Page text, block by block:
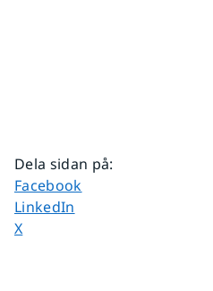
Dela sidan på:
Dela sidan på
Facebook
Dela sidan på
LinkedIn
Dela sidan på
X